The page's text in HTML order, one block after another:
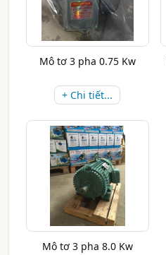
Mô tơ 3 pha 0.75 Kw
+ Chi tiết...
Mô tơ 3 pha 8.0 Kw